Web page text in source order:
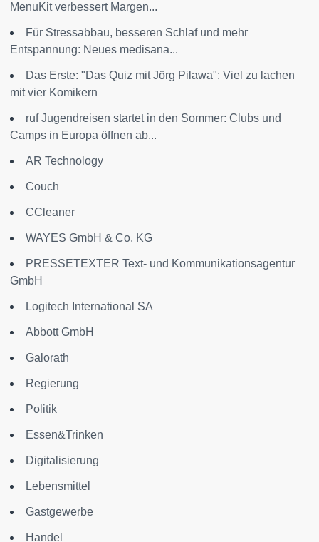
MenuKit verbessert Margen...
Für Stressabbau, besseren Schlaf und mehr
Entspannung: Neues medisana...
Das Erste: "Das Quiz mit Jörg Pilawa": Viel zu lachen
mit vier Komikern
ruf Jugendreisen startet in den Sommer: Clubs und
Camps in Europa öffnen ab...
AR Technology
Couch
CCleaner
WAYES GmbH & Co. KG
PRESSETEXTER Text- und Kommunikationsagentur
GmbH
Logitech International SA
Abbott GmbH
Galorath
Regierung
Politik
Essen&Trinken
Digitalisierung
Lebensmittel
Gastgewerbe
Handel